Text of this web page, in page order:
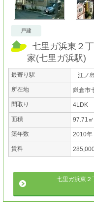
戸建
七里ガ浜東２
家(七里ガ浜駅)
最寄り駅 江ノ
所在地 鎌倉市
間取り 4LDK
面積 97.71㎡
築年数 2010年
賃料
七里ガ浜東２